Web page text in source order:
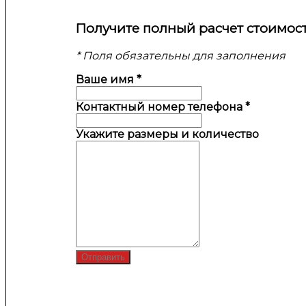
Получите полный расчет
* Поля обязательны для заполнения
Ваше имя*
Контактный номер телефона*
Укажите размеры и количество
Отправить